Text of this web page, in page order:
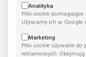
ADRES:
Podzamcze 45
26-060, Chęciny
świętokrzyskie, Polska
TELEFON:
+48 41 369 55 55
Analityka
Pliki cookie
Używamy ich w Google
Marketing
Pliki cookie używane
reklamowych. Obejmują